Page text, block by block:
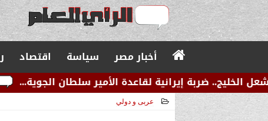
أخبار مصر سياسة اقتصاد
عاجل.. زلزال لقاعدة الأمير سلطان الجوية...
عربى و دولي